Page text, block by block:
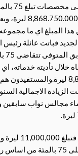
يصبح كل
يصبح راتب كل
الجديد فباتت عائلة
خلال تأديته خدماته،
رؤساء مجالس نواب
اما مخصصات
بثلاث دورات او اكثر على 75